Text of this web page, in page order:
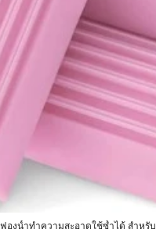
งน้ำทำความสะอาดใช้ซ้ำได้ สำหรั
านและใช้ในครัวเรือน